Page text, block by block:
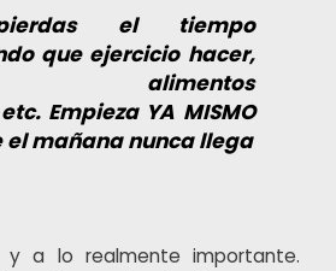
el tiempo
que ejercicio hacer,
alimentos
Empieza YA MISMO
el mañana nunca llega
a lo realmente importante.